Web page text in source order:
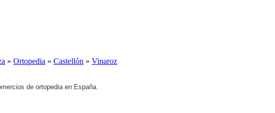
» Ortopedia » Castellón » Vinaroz
de ortopedia en España.